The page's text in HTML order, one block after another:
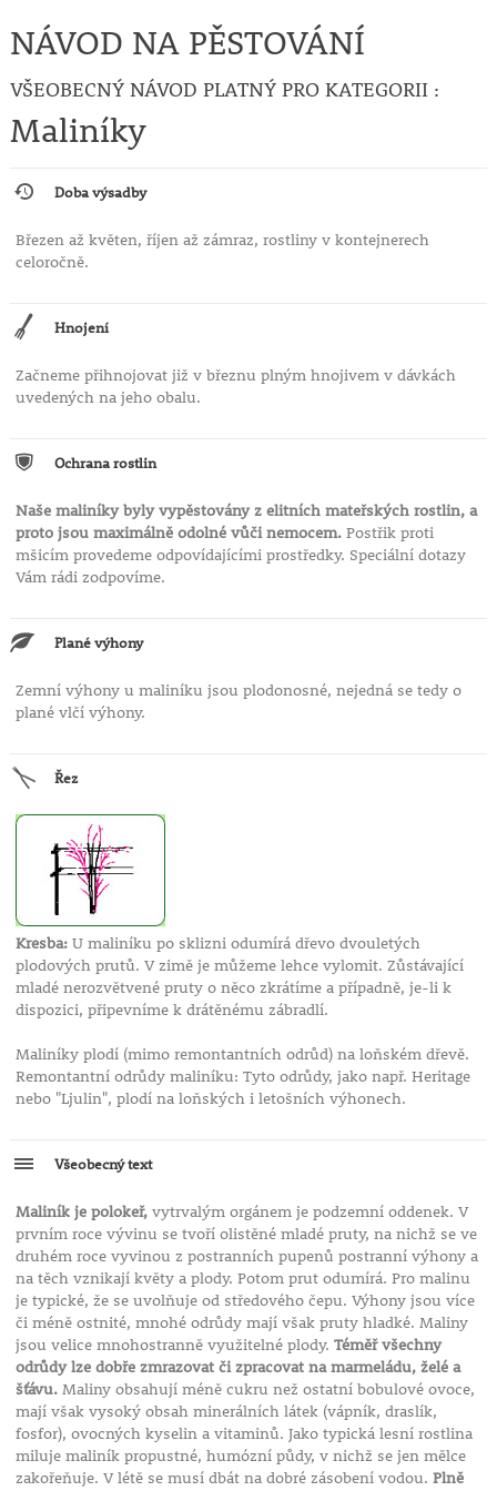
NÁVOD NA PĚSTOVÁNÍ
VŠEOBECNÝ NÁVOD PLATNÝ PRO KATEGORII :
Maliníky
Doba výsadby
Březen až květen, říjen až zámraz, rostliny v kontejnerech
celoročně.
Hnojení
Začneme přihnojovat již v březnu plným hnojivem v dávkách
uvedených na jeho obalu.
Ochrana rostlin
Naše maliníky byly vypěstovány z elitních mateřských rostlin, a
proto jsou maximálně odolné vůči nemocem.Postřik proti
mšicím provedeme odpovídajícími prostředky. Speciální dotazy
Vám rádi zodpovíme.
Plané výhony
Zemní výhony u maliníku jsou plodonosné, nejedná se tedy o
plané vlčí výhony.
Řez
Kresba:U maliníku po sklizni odumírá dřevo dvouletých
plodových prutů. V zimě je můžeme lehce vylomit. Zůstávající
mladé nerozvětvené pruty o něco zkrátíme a případně, je-li k
dispozici, připevníme k drátěnému zábradlí.
Maliníky plodí (mimo remontantních odrůd) na loňském dřevě.
Remontantní odrůdy maliníku: Tyto odrůdy, jako např. Heritage
nebo "Ljulin", plodí na loňských i letošních výhonech.
Všeobecný text
Maliník je polokeř,vytrvalým orgánem je podzemní oddenek. V
prvním roce vývinu se tvoří olistěné mladé pruty, na nichž se ve
druhém roce vyvinou z postranních pupenů postranní výhony a
na těch vznikají květy a plody. Potom prut odumírá. Pro malinu
je typické, že se uvolňuje od středového čepu. Výhony jsou více
či méně ostnité, mnohé odrůdy mají však pruty hladké. Maliny
jsou velice mnohostranně využitelné plody. Téměř všechny
odrůdy lze dobře zmrazovat či zpracovat na marmeládu, želé a
šťávu.Maliny obsahují méně cukru než ostatní bobulové ovoce,
mají však vysoký obsah minerálních látek (vápník, draslík,
fosfor), ovocných kyselin a vitaminů. Jako typická lesní rostlina
miluje maliník propustné, humózní půdy, v nichž se jen mělce
zakořeňuje. V létě se musí dbát na dobré zásobení vodou. Plně